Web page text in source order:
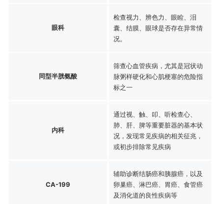
眼科
检查视力、辨色力、眼睑、泪
囊、结膜、眼球是否存在异常情
况。
同型半胱氨酸
筛查心血管疾病，尤其是冠状动
脉粥样硬化和心肌梗塞的危险指
标之一
内科
通过视、触、叩、听检查心、
肺、肝、脾等重要脏器的基本状
况，发现常见疾病的相关征兆，
或初步排除常见疾病
CA-199
辅助诊断结肠癌和胰腺癌，以及
卵巢癌、淋巴癌、胃癌、食管癌
及消化道的良性疾病等